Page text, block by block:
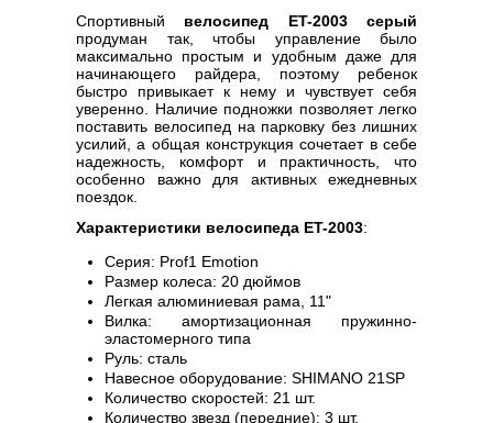
Спортивный велосипед ET-2003 серый
продуман так, чтобы управление было
максимально простым и удобным даже для
начинающего райдера, поэтому ребенок
быстро привыкает к нему и чувствует себя
уверенно. Наличие подножки позволяет легко
поставить велосипед на парковку без лишних
усилий, а общая конструкция сочетает в себе
надежность, комфорт и практичность, что
особенно важно для активных ежедневных
поездок.
Характеристики велосипеда ET-2003:
Серия: Prof1 Emotion
Размер колеса: 20 дюймов
Легкая алюминиевая рама, 11"
Вилка: амортизационная пружинно-
эластомерного типа
Руль: сталь
Навесное оборудование: SHIMANO 21SP
Количество скоростей: 21 шт.
Количество звезд (передние): 3 шт.